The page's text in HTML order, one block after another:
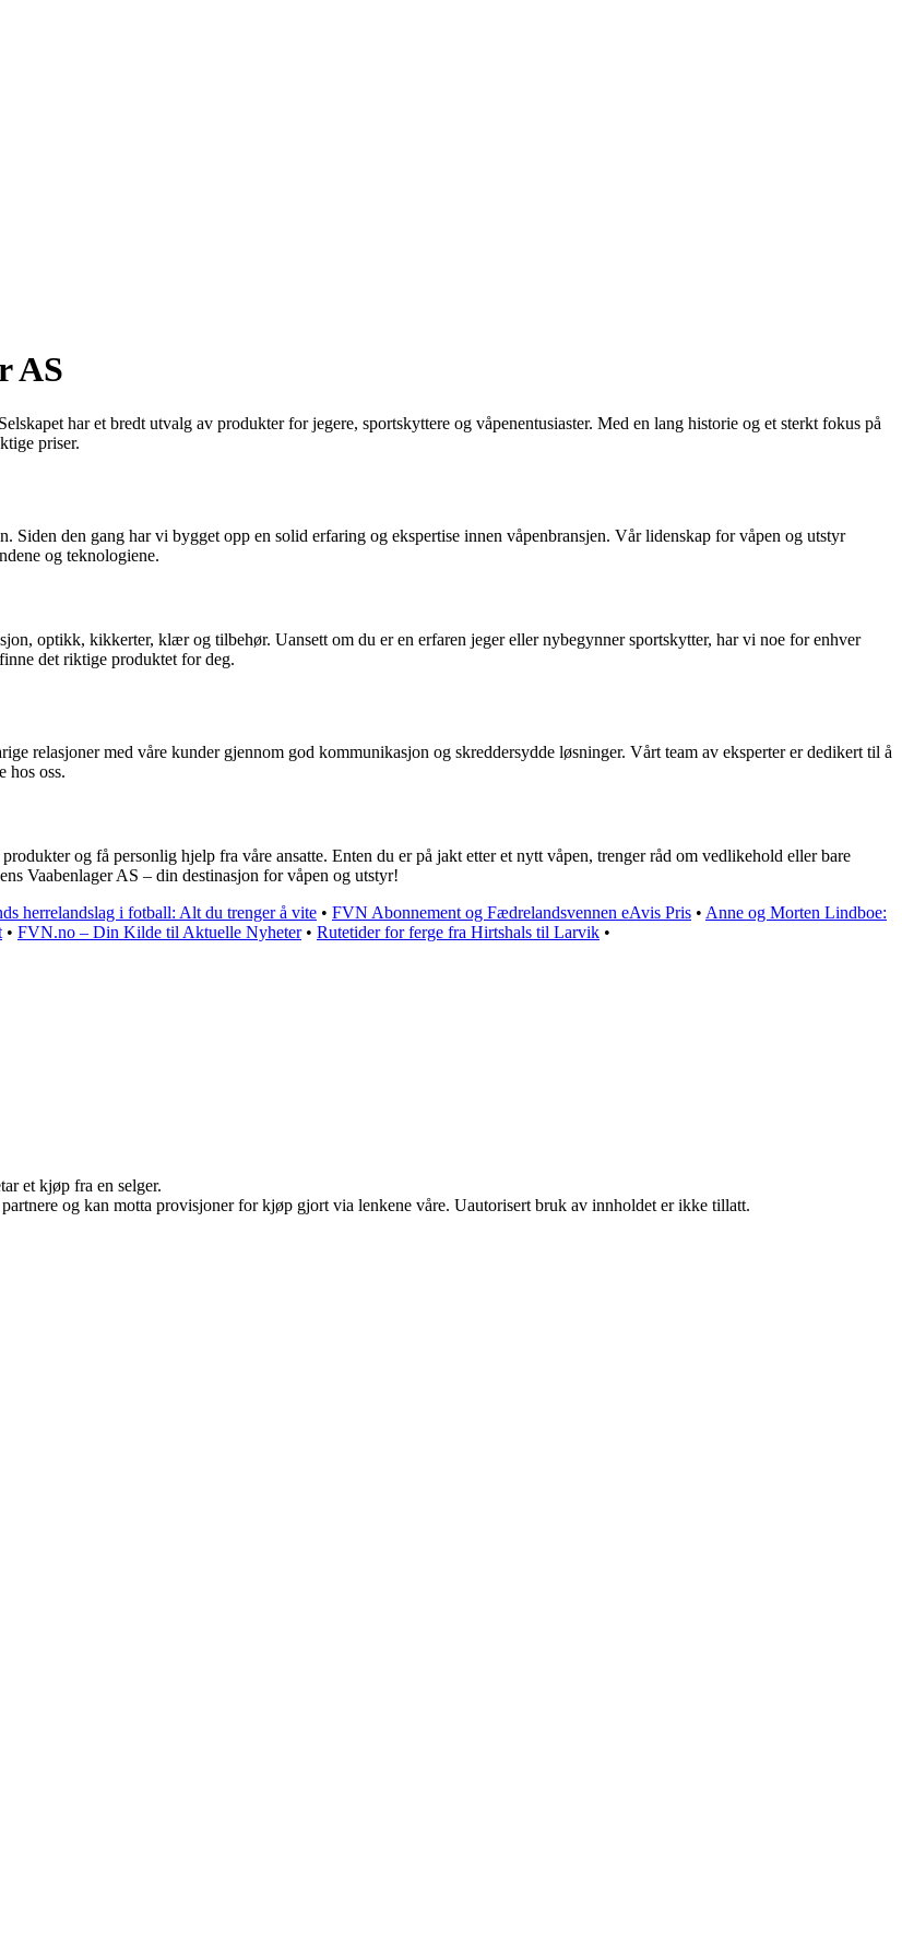
AS
har et bredt utvalg av produkter for jegere, sportskyttere og våpenentusiaster. Med en lang historie og et sterkt fokus på
priser.
Siden den gang har vi bygget opp en solid erfaring og ekspertise innen våpenbransjen. Vår lidenskap for våpen og utstyr
og teknologiene.
optikk, kikkerter, klær og tilbehør. Uansett om du er en erfaren jeger eller nybegynner sportskytter, har vi noe for enhver
det riktige produktet for deg.
relasjoner med våre kunder gjennom god kommunikasjon og skreddersydde løsninger. Vårt team av eksperter er dedikert til å
hos oss.
og få personlig hjelp fra våre ansatte. Enten du er på jakt etter et nytt våpen, trenger råd om vedlikehold eller bare
Vaabenlager AS – din destinasjon for våpen og utstyr!
herrelandslag i fotball: Alt du trenger å vite • FVN Abonnement og Fædrelandsvennen eAvis Pris • Anne og Morten Lindboe:
• FVN.no – Din Kilde til Aktuelle Nyheter• Rutetider for ferge fra Hirtshals til Larvik •
et kjøp fra en selger.
og kan motta provisjoner for kjøp gjort via lenkene våre. Uautorisert bruk av innholdet er ikke tillatt.